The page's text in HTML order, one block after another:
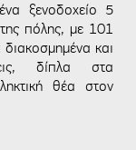
ξενοδοχείο 5
πόλης, με 101
και
δίπλα στα
θέα στον